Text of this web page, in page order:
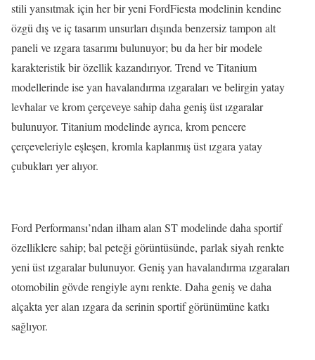
stili yansıtmak için her bir yeni FordFiesta modelinin kendine
özgü dış ve iç tasarım unsurları dışında benzersiz tampon alt
paneli ve ızgara tasarımı bulunuyor; bu da her bir modele
karakteristik bir özellik kazandırıyor. Trend ve Titanium
modellerinde ise yan havalandırma ızgaraları ve belirgin yatay
levhalar ve krom çerçeveye sahip daha geniş üst ızgaralar
bulunuyor. Titanium modelinde ayrıca, krom pencere
çerçeveleriyle eşleşen, kromla kaplanmış üst ızgara yatay
çubukları yer alıyor.
Ford Performansı’ndan ilham alan ST modelinde daha sportif
özelliklere sahip; bal peteği görüntüsünde, parlak siyah renkte
yeni üst ızgaralar bulunuyor. Geniş yan havalandırma ızgaraları
otomobilin gövde rengiyle aynı renkte. Daha geniş ve daha
alçakta yer alan ızgara da serinin sportif görünümüne katkı
sağlıyor.